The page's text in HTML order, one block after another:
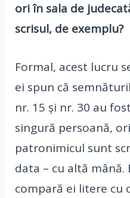
ori în sala de
scrisul, de exemplu?
Formal, acest lucru
ei spun că
nr. 15 și nr. 30 au
singură persoană,
patronimicul sunt
data – cu altă mână.
compară ei litere cu